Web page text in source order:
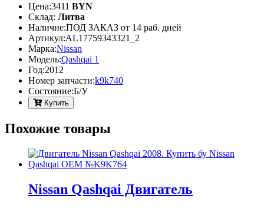
Цена:3411 BYN
Склад: Литва
Наличие:ПОД ЗАКАЗ от 14 раб. дней
Артикул:AL17759343321_2
Марка:Nissan
Модель:Qashqai 1
Год:2012
Номер запчасти:k9k740
Cостояние:Б/У
Купить
Похожие товары
Nissan Qashqai Двигатель